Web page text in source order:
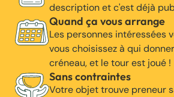
description et c'est déjà
Quand ça vous arrange
Les personnes intéressées
vous choisissez à qui
créneau, et le tour est joué !
Sans contraintes
Votre objet trouve preneur